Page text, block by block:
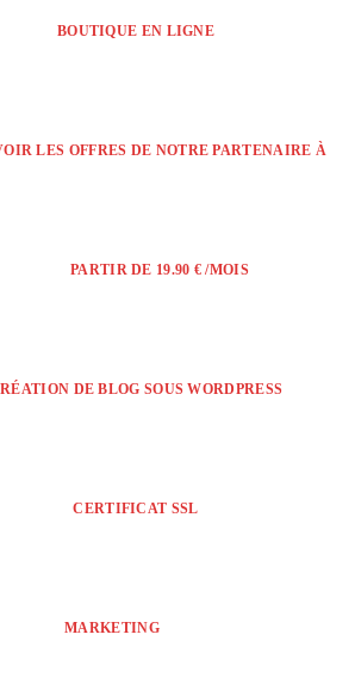
BOUTIQUE EN LIGNE
LES OFFRES DE NOTRE PARTENAIRE À
PARTIR DE 19.90 € /MOIS
DE BLOG SOUS WORDPRESS
CERTIFICAT SSL
MARKETING